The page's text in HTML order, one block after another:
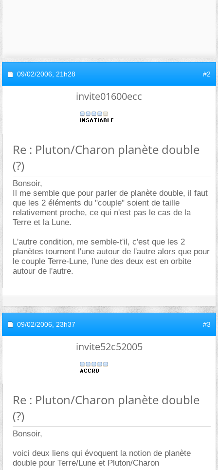
09/02/2006, 21h28 #2
invite01600ecc
Re : Pluton/Charon planète double
(?)
Bonsoir,
Il me semble que pour parler de planète double, il faut
que les 2 éléments du "couple" soient de taille
relativement proche, ce qui n'est pas le cas de la
Terre et la Lune.
L'autre condition, me semble-t'il, c'est que les 2
planètes tournent l'une autour de l'autre alors que pour
le couple Terre-Lune, l'une des deux est en orbite
autour de l'autre.
09/02/2006, 23h37 #3
invite52c52005
Re : Pluton/Charon planète double
(?)
Bonsoir,
voici deux liens qui évoquent la notion de planète
double pour Terre/Lune et Pluton/Charon